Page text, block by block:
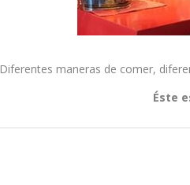
Diferentes maneras de comer,
Éste